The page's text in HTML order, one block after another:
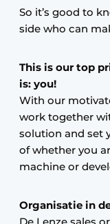
So it’s good to
side who can
This is our top
is: you!
With our
work together
solution and set
of whether you
machine or
Organisatie in